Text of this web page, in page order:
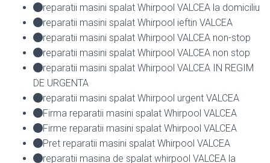
reparatii masini spalat Whirpool VALCEA la domiciliu
reparatii masini spalat Whirpool ieftin VALCEA
reparatii masini spalat Whirpool VALCEA non-stop
reparatii masini spalat Whirpool VALCEA non stop
reparatii masini spalat Whirpool VALCEA IN REGIM
DE URGENTA
reparatii masini spalat Whirpool urgent VALCEA
Firma reparatii masini spalat Whirpool VALCEA
Firme reparatii masini spalat Whirpool VALCEA
Pret reparatii masini spalat Whirpool VALCEA
reparatii masina de spalat whirpool VALCEA la